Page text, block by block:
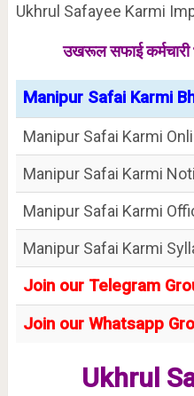
Ukhrul Safayee Karmi
उखरूल सफाई कर्मचारी
Manipur Safai Karmi
Manipur Safai Karmi
Manipur Safai Karmi
Manipur Safai Karmi
Manipur Safai Karmi
Join our Telegram
Join our Whatsapp
Ukhrul